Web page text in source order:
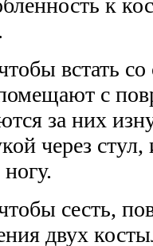
к
встать
с
за них
через
сесть,
двух